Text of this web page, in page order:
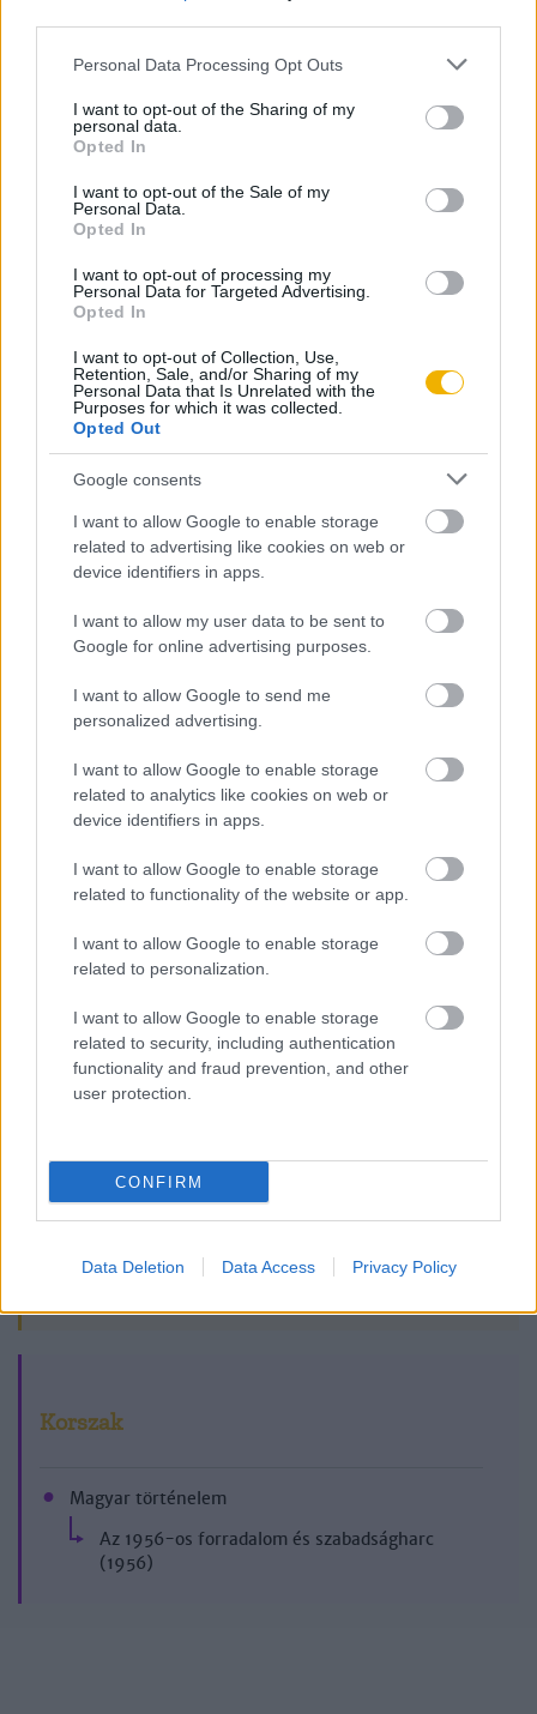
Please note that this website/app uses one or more Google
not limited to your visit or usage behaviour. You may click to
grant or deny consent to Google and its third-party tags to
use your data for below specified purposes in below Google
consent section.
Personal Data Processing Opt Outs
I want to opt-out of the Sharing of my
personal data.
Opted In
I want to opt-out of the Sale of my
Personal Data.
Opted In
I want to opt-out of processing my
Personal Data for Targeted Advertising.
Opted In
I want to opt-out of Collection, Use,
Retention, Sale, and/or Sharing of my
Personal Data that Is Unrelated with the
Purposes for which it was collected.
Opted Out
Google consents
I want to allow Google to enable storage
related to advertising like cookies on web or
device identifiers in apps.
I want to allow my user data to be sent to
Google for online advertising purposes.
I want to allow Google to send me
personalized advertising.
I want to allow Google to enable storage
related to analytics like cookies on web or
device identifiers in apps.
I want to allow Google to enable storage
related to functionality of the website or app.
I want to allow Google to enable storage
related to personalization.
I want to allow Google to enable storage
related to security, including authentication
functionality and fraud prevention, and other
user protection.
CONFIRM
Data Deletion Data Access Privacy Policy
KIPRÓBÁLOM 200 FT-ÉRT
Már előfizetőnk?
Ha már regisztrált a Rubicon
Online-on, kattintson ide:
rendelkezik felhasználói fiókkal, kattintson ide:
Szerző
Litván György
Ismerje meg
A szerző cikkei
Tananyag
Magyar történelem
Magyarország 1945–1956 között
Az 1956-os forradalom és szabadságharc
Az 1956-os forradalom és szabadságharc
vezető politikusai (kiegészítő irodalom)
Lapszám
Korszak
Magyar történelem
Az 1956-os forradalom és szabadságharc
(1956)